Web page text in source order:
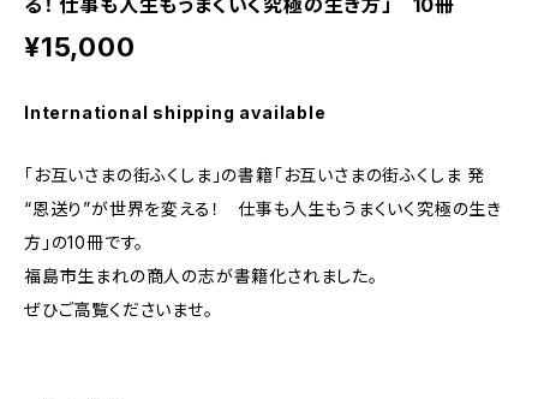
る！ 仕事も人生もうまくいく究極の生き方」 10冊
¥15,000
International shipping available
「お互いさまの街ふくしま」の書籍「お互いさまの街ふくしま 発
“恩送り”が世界を変える！ 仕事も人生もうまくいく究極の生き
方」の10冊です。
福島市生まれの商人の志が書籍化されました。
ぜひご高覧くださいませ。